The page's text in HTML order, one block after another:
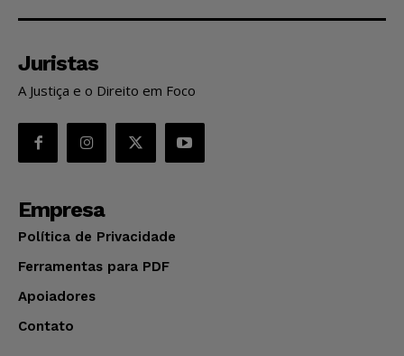
Juristas
A Justiça e o Direito em Foco
Empresa
Política de Privacidade
Ferramentas para PDF
Apoiadores
Contato